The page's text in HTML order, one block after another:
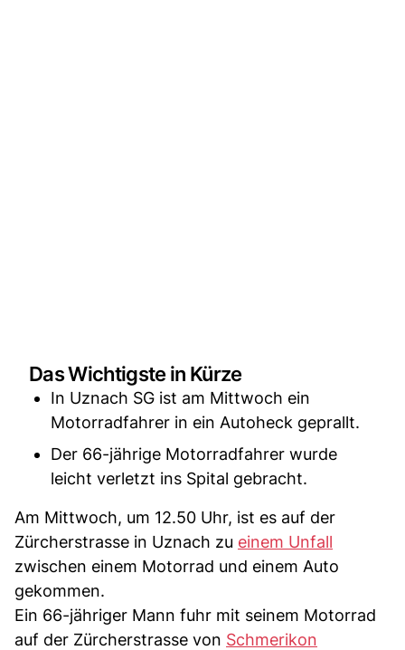
Das Wichtigste in Kürze
In Uznach SG ist am Mittwoch ein
Motorradfahrer in ein Autoheck geprallt.
Der 66-jährige Motorradfahrer wurde
leicht verletzt ins Spital gebracht.
Am Mittwoch, um 12.50 Uhr, ist es auf der
Zürcherstrasse in Uznach zu einem Unfall
zwischen einem Motorrad und einem Auto
gekommen.
Ein 66-jähriger Mann fuhr mit seinem Motorrad
auf der Zürcherstrasse von Schmerikon